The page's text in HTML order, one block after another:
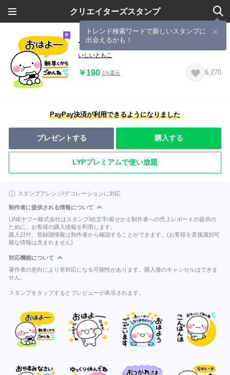
クリエイターズスタンプ
トレンド検索ワードで新しいスタンプに
出会えるかも！
ず～っと使える♡大人の長文スタンプ
いしいともこ
￥190 1%還元 6,270
PayPay決済が利用できるようになりました
プレゼントする 購入する
LYPプレミアムで使い放題
スタンプアレンジ/デコレーションに対応
制作者に提供される情報について
LINEヤフー株式会社はスタンプ/絵文字/着せかえ制作者への売上レポートの提供の
ために、お客様の購入情報を利用します。
購入日付、登録国情報は制作者から確認することができます。(お客様を直接識別可
能な情報は含まれません)
対応機能について
著作者の意向により非対応になる可能性があります。購入後のキャンセルはできま
せん。
スタンプをタップするとプレビューが表示されます。